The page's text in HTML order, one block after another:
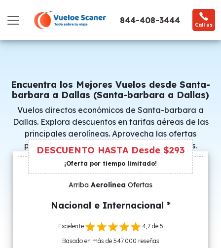
844-408-3444 Call us
Encuentra los Mejores Vuelos desde Santa-
barbara a Dallas (Santa-barbara a Dallas)
Vuelos directos económicos de Santa-barbara a
Dallas. Explora descuentos en tarifas aéreas de las
principales aerolíneas. Aprovecha las ofertas
promocionales y consigue precios especiales.
DESCUENTO HASTA Desde $293
¡Oferta por tiempo limitado!
Arriba Aerolínea Ofertas
Nacional e Internacional *
Excelente
4,7 de 5
Basado en más de 547.000 reseñas